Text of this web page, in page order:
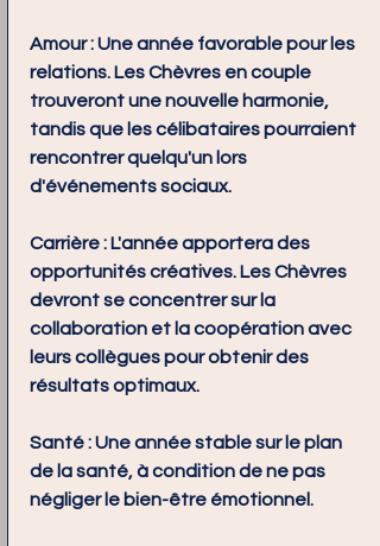
Amour : Une année favorable pour les
relations. Les Chèvres en couple
trouveront une nouvelle harmonie,
tandis que les célibataires pourraient
rencontrer quelqu'un lors
d'événements sociaux.
Carrière : L'année apportera des
opportunités créatives. Les Chèvres
devront se concentrer sur la
collaboration et la coopération avec
leurs collègues pour obtenir des
résultats optimaux.
Santé : Une année stable sur le plan
de la santé, à condition de ne pas
négliger le bien-être émotionnel.